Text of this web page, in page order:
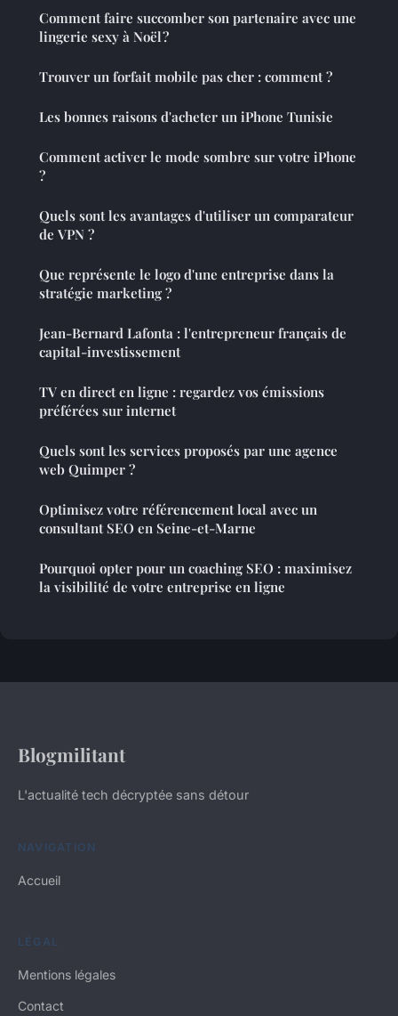
Comment faire succomber son partenaire avec une
lingerie sexy à Noël ?
Trouver un forfait mobile pas cher : comment ?
Les bonnes raisons d'acheter un iPhone Tunisie
Comment activer le mode sombre sur votre iPhone
?
Quels sont les avantages d'utiliser un comparateur
de VPN ?
Que représente le logo d'une entreprise dans la
stratégie marketing ?
Jean-Bernard Lafonta : l'entrepreneur français de
capital-investissement
TV en direct en ligne : regardez vos émissions
préférées sur internet
Quels sont les services proposés par une agence
web Quimper ?
Optimisez votre référencement local avec un
consultant SEO en Seine-et-Marne
Pourquoi opter pour un coaching SEO : maximisez
la visibilité de votre entreprise en ligne
Blogmilitant
L'actualité tech décryptée sans détour
NAVIGATION
Accueil
LÉGAL
Mentions légales
Contact